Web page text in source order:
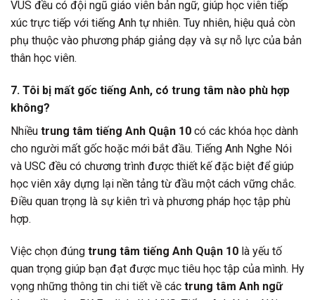
VUS đều có đội ngũ giáo viên bản ngữ, giúp học viên tiếp
xúc trực tiếp với tiếng Anh tự nhiên. Tuy nhiên, hiệu quả còn
phụ thuộc vào phương pháp giảng dạy và sự nỗ lực của bản
thân học viên.
7. Tôi bị mất gốc tiếng Anh, có trung tâm nào phù hợp
không?
Nhiều trung tâm tiếng Anh Quận 10 có các khóa học dành
cho người mất gốc hoặc mới bắt đầu. Tiếng Anh Nghe Nói
và USC đều có chương trình được thiết kế đặc biệt để giúp
học viên xây dựng lại nền tảng từ đầu một cách vững chắc.
Điều quan trọng là sự kiên trì và phương pháp học tập phù
hợp.
Việc chọn đúng trung tâm tiếng Anh Quận 10 là yếu tố
quan trọng giúp bạn đạt được mục tiêu học tập của mình. Hy
vọng những thông tin chi tiết về các trung tâm Anh ngữ